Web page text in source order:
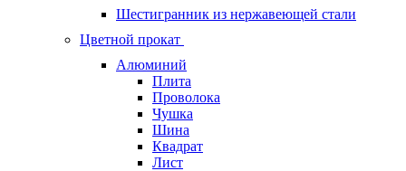
Шестигранник из нержавеющей стали
Цветной прокат
Алюминий
Плита
Проволока
Чушка
Шина
Квадрат
Лист